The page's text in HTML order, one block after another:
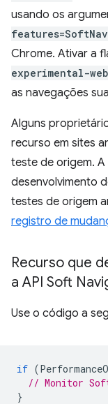
usando os
Chrome. Ativar a
experimental-
as navegações
Alguns
recurso em sites
teste de origem.
desenvolvimento
testes de origem
registro de
Recurso que
a API Soft
Use o código a
if (
// Monitor
}